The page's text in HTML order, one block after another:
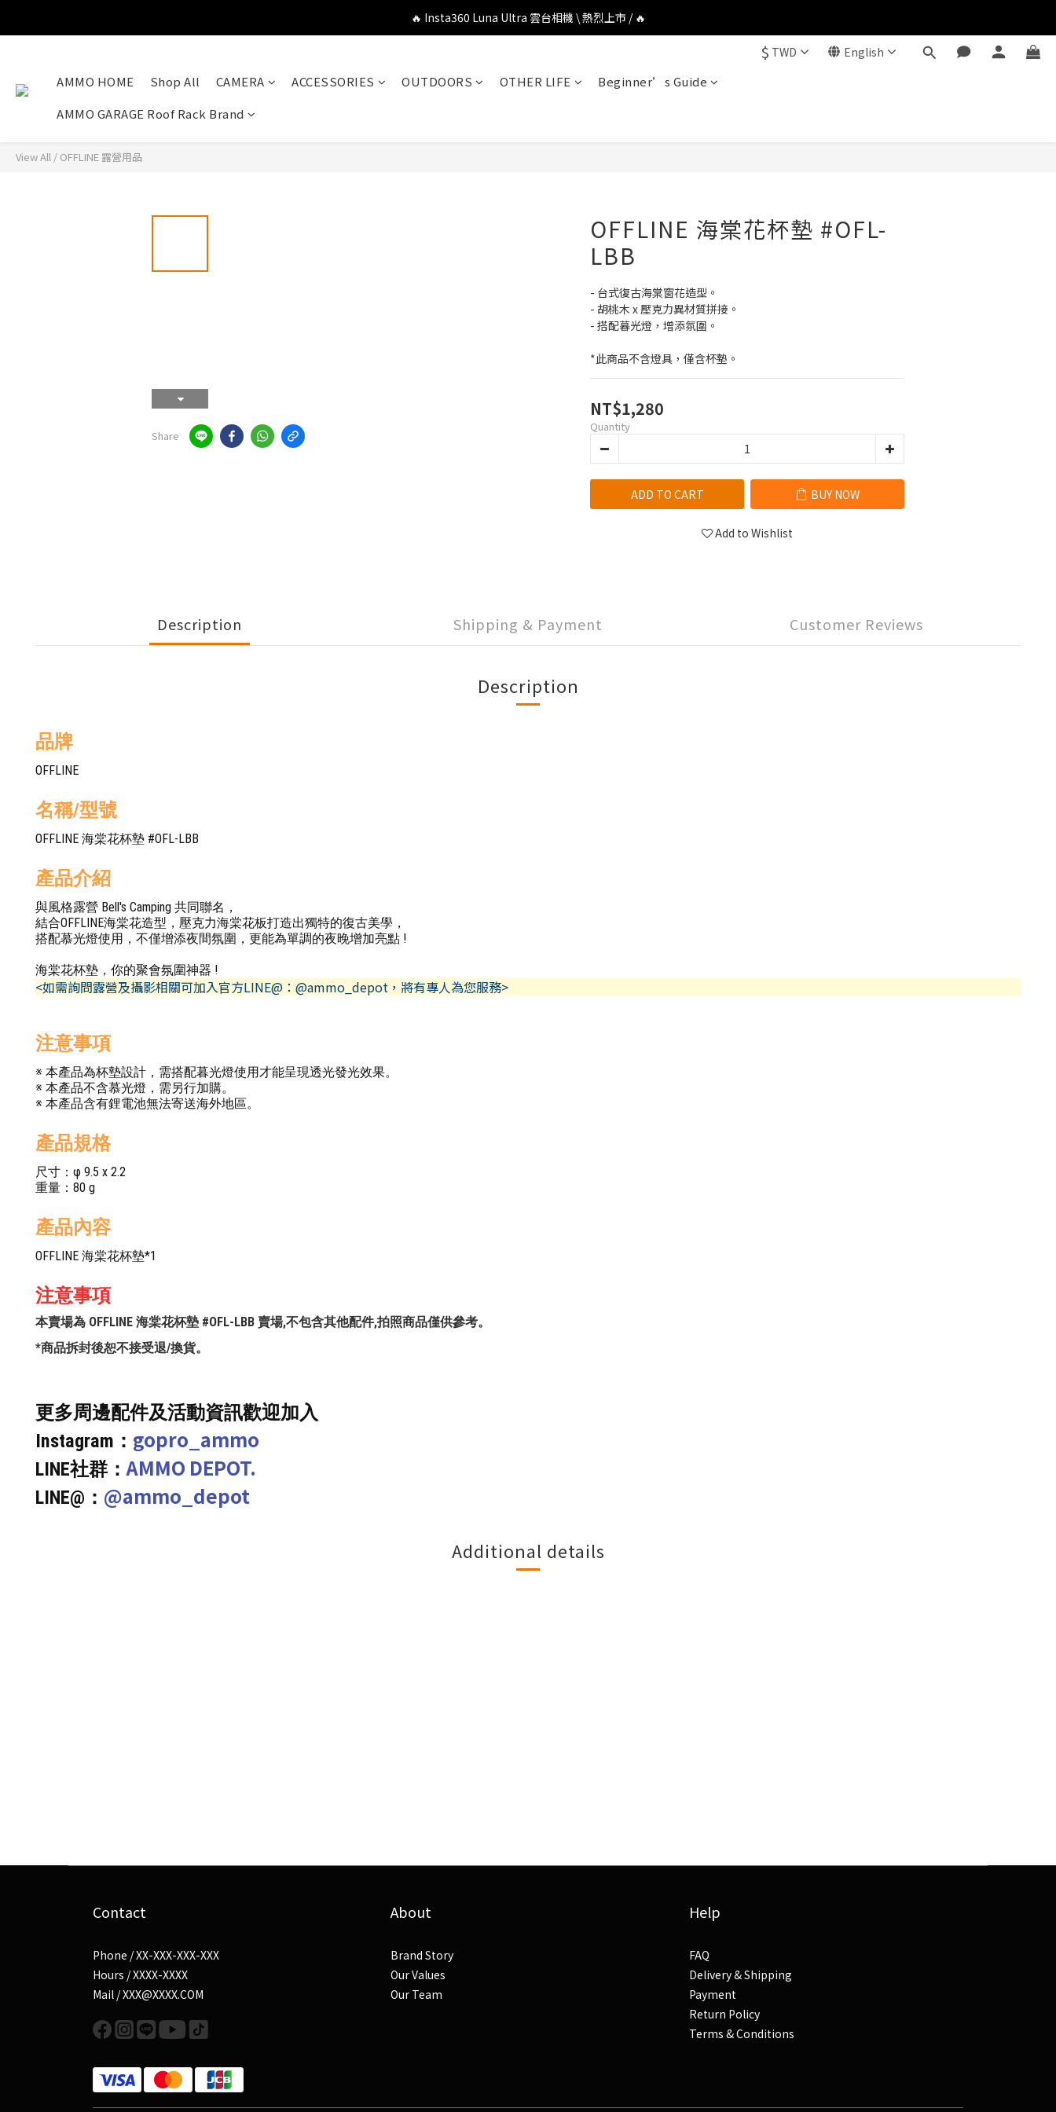
🔥 DJI OSMO POCKET 4P 口袋相機 \ 熱烈上市 / 🔥
🔥 Insta360 Luna Ultra 雲台相機 \ 熱烈上市 / 🔥
🔥 DJI OSMO POCKET 4P 口袋相機 \ 熱烈上市 / 🔥
$ TWD English
AMMO HOME Shop All CAMERA ACCESSORIES OUTDOORS OTHER LIFE
Beginner’s Guide
AMMO GARAGE Roof Rack Brand
View All / OFFLINE 露營用品
Share
OFFLINE 海棠花杯墊 #OFL-
LBB
- 台式復古海棠窗花造型。
- 胡桃木 x 壓克力異材質拼接。
- 搭配暮光燈，增添氛圍。
*此商品不含燈具，僅含杯墊。
NT$1,280
Quantity
ADD TO CART BUY NOW
Add to Wishlist
Description Shipping & Payment Customer Reviews
Description
品牌
OFFLINE
名稱/型號
OFFLINE 海棠花杯墊 #OFL-LBB
產品介紹
與風格露營 Bell's Camping 共同聯名，
結合OFFLINE海棠花造型，壓克力海棠花板打造出獨特的復古美學，
搭配慕光燈使用，不僅增添夜間氛圍，更能為單調的夜晚增加亮點 !
海棠花杯墊，你的聚會氛圍神器 !
<如需詢問露營及攝影相關可加入官方LINE@：@ammo_depot，將有專人為您服務>
注意事項
※ 本產品為杯墊設計，需搭配暮光燈使用才能呈現透光發光效果。
※ 本產品不含慕光燈，需另行加購。
※ 本產品含有鋰電池無法寄送海外地區。
產品規格
尺寸：φ 9.5 x 2.2
重量：80 g
產品內容
OFFLINE 海棠花杯墊*1
注意事項
本賣場為 OFFLINE 海棠花杯墊 #OFL-LBB 賣場,不包含其他配件,拍照商品僅供參考。
*商品拆封後恕不接受退/換貨。
更多周邊配件及活動資訊歡迎加入
Instagram： gopro_ammo
LINE社群：AMMO DEPOT.
LINE@： @ammo_depot
Additional details
Contact
Phone / XX-XXX-XXX-XXX
Hours / XXXX-XXXX
Mail / XXX@XXXX.COM
About
Brand Story
Our Values
Our Team
Help
FAQ
Delivery & Shipping
Payment
Return Policy
Terms & Conditions